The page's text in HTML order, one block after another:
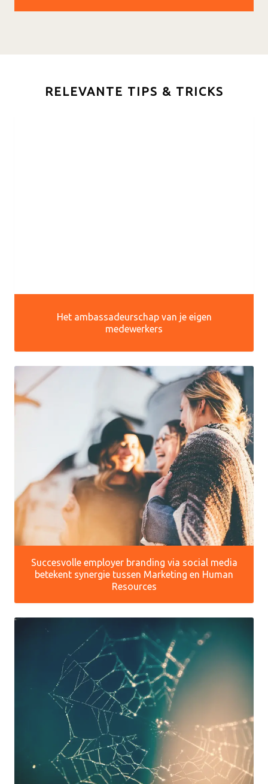
RELEVANTE TIPS & TRICKS
Het ambassadeurschap van je eigen
medewerkers
Succesvolle employer branding via social media
betekent synergie tussen Marketing en Human
Resources